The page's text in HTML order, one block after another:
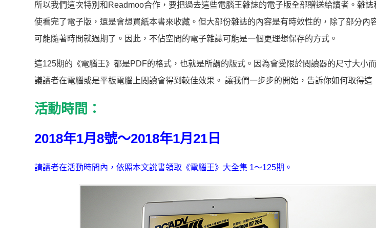
所以我們這次特別和Readmoo合作，要把過去這些電腦王雜誌的電子版全部贈送給讀者。雜
使看完了電子版，還是會想買紙本書來收藏。但大部份雜誌的內容是有時效性的，除了部分內
可能隨著時間就過期了。因此，不佔空間的電子雜誌可能是一個更理想保存的方式。
這125期的《電腦王》都是PDF的格式，也就是所謂的版式。因為會受限於閱讀器的尺寸大小
議讀者在電腦或是平板電腦上閱讀會得到較佳效果。 讓我們一步步的開始，告訴你如何取得這
活動時間：
2018年1月8號～2018年1月21日
請讀者在活動時間內，依照本文說書領取《電腦王》大全集 1～125期。